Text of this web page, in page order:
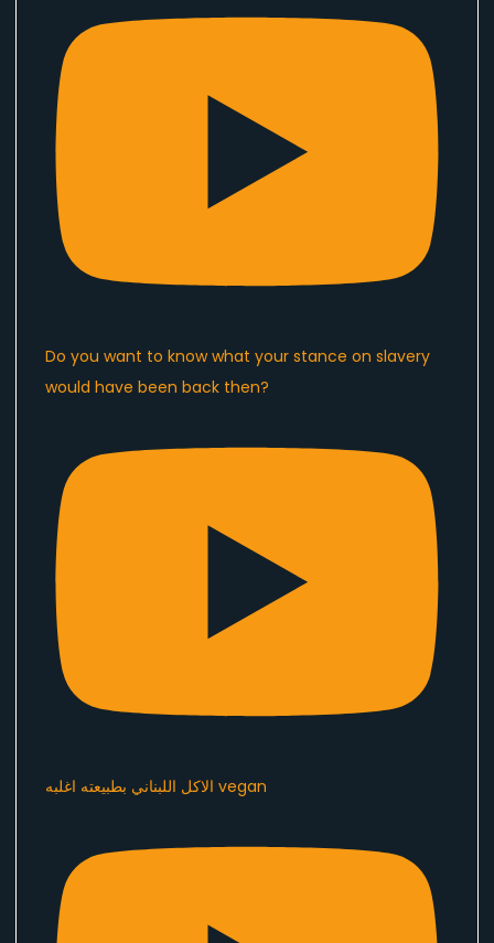
Do you want to know what your stance on slavery
would have been back then?
الاكل اللبناني بطبيعته اغلبه vegan